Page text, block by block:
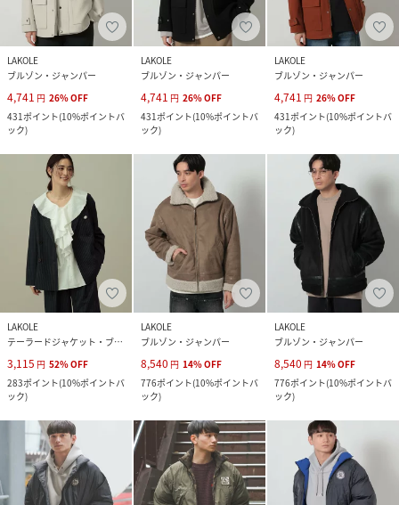
LAKOLE
ブルゾン・ジャンパー
4,741 円 26%OFF
431ポイント(10%ポイントバ
ック)
LAKOLE
ブルゾン・ジャンパー
4,741 円 26%OFF
431ポイント(10%ポイントバ
ック)
LAKOLE
ブルゾン・ジャンパー
4,741 円 26%OFF
431ポイント(10%ポイントバ
ック)
LAKOLE
テーラードジャケット・ブレザー
3,115 円 52%OFF
283ポイント(10%ポイントバ
ック)
LAKOLE
ブルゾン・ジャンパー
8,540 円 14%OFF
776ポイント(10%ポイントバ
ック)
LAKOLE
ブルゾン・ジャンパー
8,540 円 14%OFF
776ポイント(10%ポイントバ
ック)